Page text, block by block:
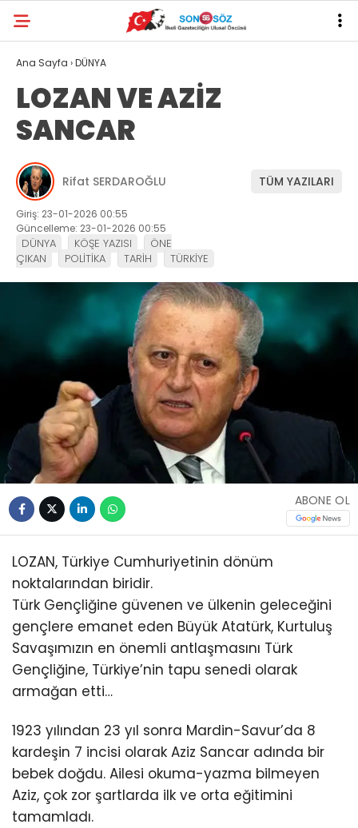
Ana Sayfa ›DÜNYA
LOZAN VE AZİZ
SANCAR
Rifat SERDAROĞLU TÜM YAZILARI
Giriş: 23-01-2026 00:55
Güncelleme: 23-01-2026 00:55
DÜNYA KÖŞE YAZISI
ÖNE
ÇIKAN
POLİTİKA TARİH TÜRKİYE
ABONE OL
LOZAN, Türkiye Cumhuriyetinin dönüm
noktalarından biridir.
Türk Gençliğine güvenen ve ülkenin geleceğini
gençlere emanet eden Büyük Atatürk, Kurtuluş
Savaşımızın en önemli antlaşmasını Türk
Gençliğine, Türkiye’nin tapu senedi olarak
armağan etti…
1923 yılından 23 yıl sonra Mardin-Savur’da 8
kardeşin 7 incisi olarak Aziz Sancar adında bir
bebek doğdu. Ailesi okuma-yazma bilmeyen
Aziz, çok zor şartlarda ilk ve orta eğitimini
tamamladı.